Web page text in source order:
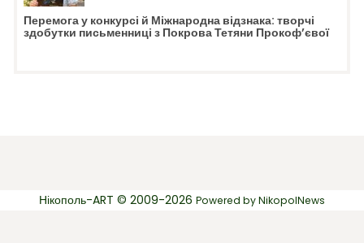
Перемога у конкурсі й Міжнародна відзнака: творчі
здобутки письменниці з Покрова Тетяни Прокоф’євої
Нікополь-ART © 2009-2026 Powered byNikopolNews